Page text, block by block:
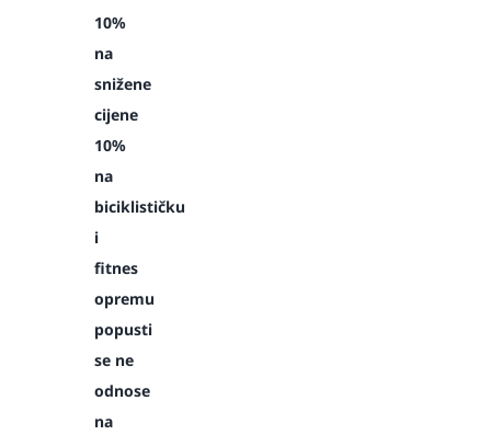
10%
na
snižene
cijene
10%
na
biciklističku
i
fitnes
opremu
popusti
se ne
odnose
na